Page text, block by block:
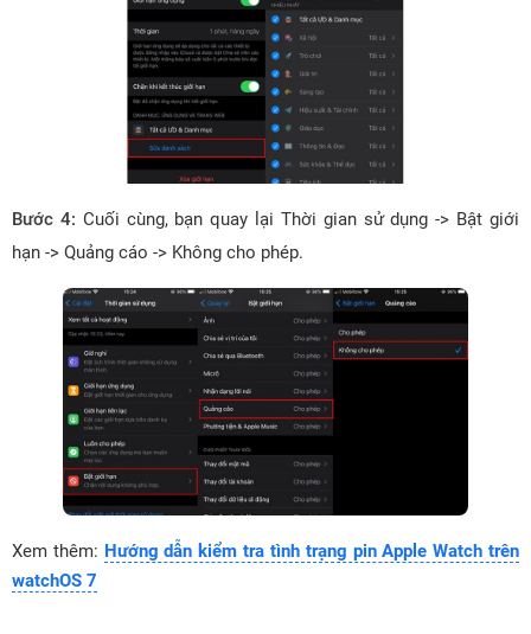
Bước 4: Cuối cùng, bạn quay lại Thời gian sử dụng -> Bật giới
hạn -> Quảng cáo -> Không cho phép.
Xem thêm: Hướng dẫn kiểm tra tình trạng pin Apple Watch trên
watchOS 7